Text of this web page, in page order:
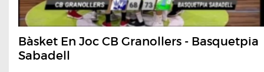
Bàsket En Joc CB Granollers - Basquetpia
Sabadell